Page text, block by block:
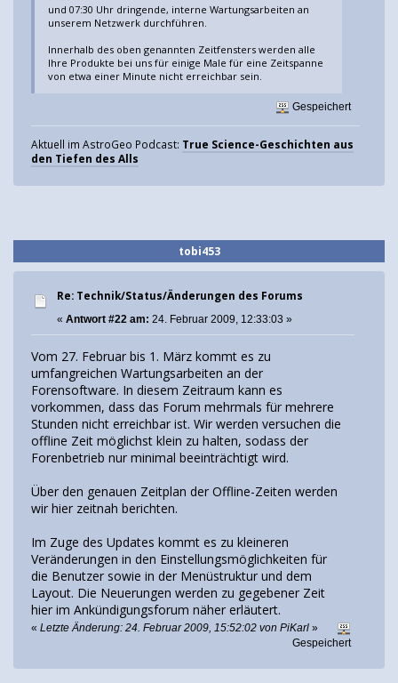
und 07:30 Uhr dringende, interne Wartungsarbeiten an
unserem Netzwerk durchführen.
Innerhalb des oben genannten Zeitfensters werden alle
Ihre Produkte bei uns für einige Male für eine Zeitspanne
von etwa einer Minute nicht erreichbar sein.
Gespeichert
Aktuell im AstroGeo Podcast: True Science-Geschichten aus
den Tiefen des Alls
tobi453
Re: Technik/Status/Änderungen des Forums
« Antwort #22 am: 24. Februar 2009, 12:33:03 »
Vom 27. Februar bis 1. März kommt es zu
umfangreichen Wartungsarbeiten an der
Forensoftware. In diesem Zeitraum kann es
vorkommen, dass das Forum mehrmals für mehrere
Stunden nicht erreichbar ist. Wir werden versuchen die
offline Zeit möglichst klein zu halten, sodass der
Forenbetrieb nur minimal beeinträchtigt wird.
Über den genauen Zeitplan der Offline-Zeiten werden
wir hier zeitnah berichten.
Im Zuge des Updates kommt es zu kleineren
Veränderungen in den Einstellungsmöglichkeiten für
die Benutzer sowie in der Menüstruktur und dem
Layout. Die Neuerungen werden zu gegebener Zeit
hier im Ankündigungsforum näher erläutert.
« Letzte Änderung: 24. Februar 2009, 15:52:02 von PiKarl »
Gespeichert